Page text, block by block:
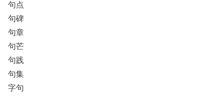
句点
句碑
句章
句芒
句践
句集
字句